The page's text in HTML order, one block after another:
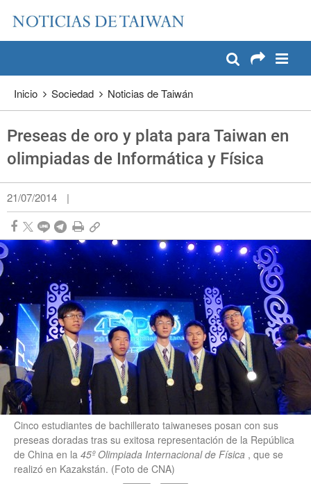
Pase a contenido principal
Inicio Sociedad Noticias de Taiwán
Preseas de oro y plata para Taiwan en
olimpiadas de Informática y Física
21/07/2014 |
Cinco estudiantes de bachillerato taiwaneses posan con sus
preseas doradas tras su exitosa representación de la República
de China en la 45º Olimpiada Internacional de Física , que se
realizó en Kazakstán. (Foto de CNA)